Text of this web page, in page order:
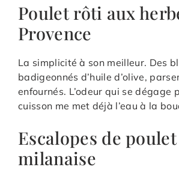
Poulet rôti aux
Provence
La simplicité à son meilleur. Des
badigeonnés d’huile d’olive,
enfournés. L’odeur qui se dégage
cuisson me met déjà l’eau à la
Escalopes de poulet
milanaise